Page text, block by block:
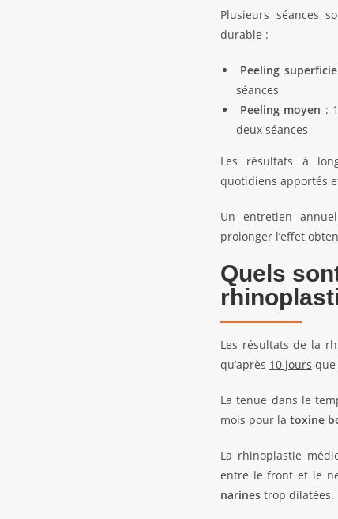
Plusieurs séances
durable :
Peeling
séances
Peeling moyen :
deux séances
Les résultats à
quotidiens apportés
Un entretien
prolonger l’effet
Quels
Les résultats de la
qu’après 10 jours que
La tenue dans le
mois pour la toxine
La rhinoplastie
entre le front et le
narinestrop dilatées.